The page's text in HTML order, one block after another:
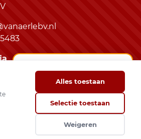
Privacybeleid
Alles toestaan
Selectie toestaan
Weigeren